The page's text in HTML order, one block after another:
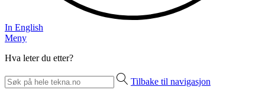
In English
Meny
Hva leter du etter?
Tilbake til navigasjon